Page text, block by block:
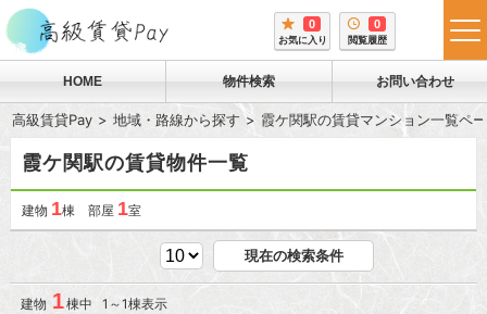
0
お気に入り
0
閲覧履歴
HOME 物件検索 お問い合わせ
高級賃貸Pay 地域・路線から探す 霞ケ関駅の賃貸マンション一覧ペ
霞ケ関駅の賃貸物件一覧
建物 1棟 部屋 1室
現在の検索条件
建物 1棟中 1～1棟表示